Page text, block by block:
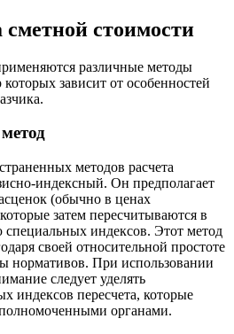
стоимости
различные методы
зависит от особенностей
методов расчета
индексный. Он предполагает
(обычно в ценах
затем пересчитываются в
индексов. Этот метод
своей относительной простоте
нормативов. При использовании
следует уделять
индексов пересчета, которые
органами.